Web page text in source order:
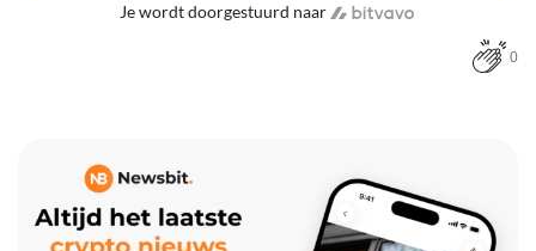
Je wordt doorgestuurd naar
0